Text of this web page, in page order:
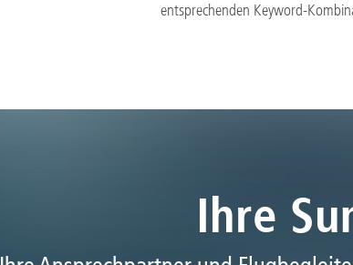
entsprechenden Keyword-
Ihre